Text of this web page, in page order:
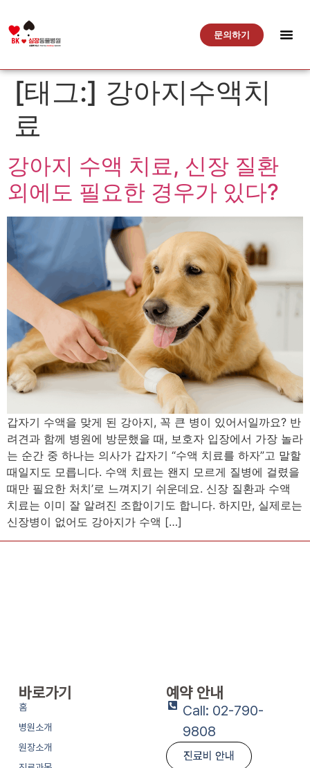
문의하기
[태그:] 강아지수액치
료
강아지 수액 치료, 신장 질환
외에도 필요한 경우가 있다?
갑자기 수액을 맞게 된 강아지, 꼭 큰 병이 있어서일까요? 반
려견과 함께 병원에 방문했을 때, 보호자 입장에서 가장 놀라
는 순간 중 하나는 의사가 갑자기 “수액 치료를 하자”고 말할
때일지도 모릅니다. 수액 치료는 왠지 모르게 질병에 걸렸을
때만 필요한 처치’로 느껴지기 쉬운데요. 신장 질환과 수액
치료는 이미 잘 알려진 조합이기도 합니다. 하지만, 실제로는
신장병이 없어도 강아지가 수액 […]
바로가기
홈
병원소개
원장소개
예약 안내
Call: 02-790-
9808
진료비 안내